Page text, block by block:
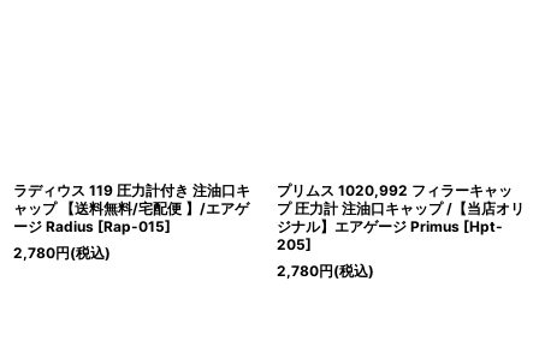
ラディウス 119 圧力計付き 注油口キ
ャップ 【送料無料/宅配便 】/エアゲ
ージ Radius [Rap-015]
2,780円(税込)
プリムス 1020,992 フィラーキャッ
プ 圧力計 注油口キャップ /【当店オリ
ジナル】エアゲージ Primus [Hpt-
205]
2,780円(税込)